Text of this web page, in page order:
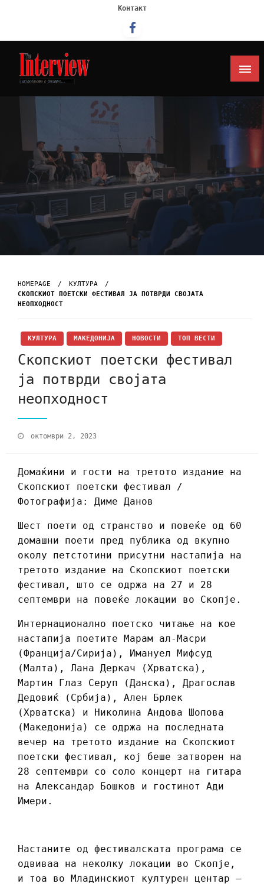
Контакт
Интервју
HOMEPAGE
КУЛТУРА
СКОПСКИОТ ПОЕТСКИ ФЕСТИВАЛ ЈА ПОТВРДИ СВОЈАТА
НЕОПХОДНОСТ
КУЛТУРА МАКЕДОНИЈА НОВОСТИ ТОП ВЕСТИ
Скопскиот поетски фестивал
ја потврди својата
неопходност
октомври 2, 2023
Домаќини и гости на третото издание на
Скопскиот поетски фестивал /
Фотографија: Диме Данов
Шест поети од странство и повеќе од 60
домашни поети пред публика од вкупно
околу петстотини присутни настапија на
третото издание на Скопскиот поетски
фестивал, што се одржа на 27 и 28
септември на повеќе локации во Скопје.
Интернационално поетско читање на кое
настапија поетите Марам ал-Масри
(Франција/Сирија), Имануел Мифсуд
(Малта), Лана Деркач (Хрватска),
Мартин Глаз Серуп (Данска), Драгослав
Дедовиќ (Србија), Ален Брлек
(Хрватска) и Николина Андова Шопова
(Македонија) се одржа на последната
вечер на третото издание на Скопскиот
поетски фестивал, кој беше затворен на
28 септември со соло концерт на гитара
на Александар Бошков и гостинот Ади
Имери.
Настаните од фестивалската програма се
одвиваа на неколку локации во Скопје,
и тоа во Младинскиот културен центар ‒